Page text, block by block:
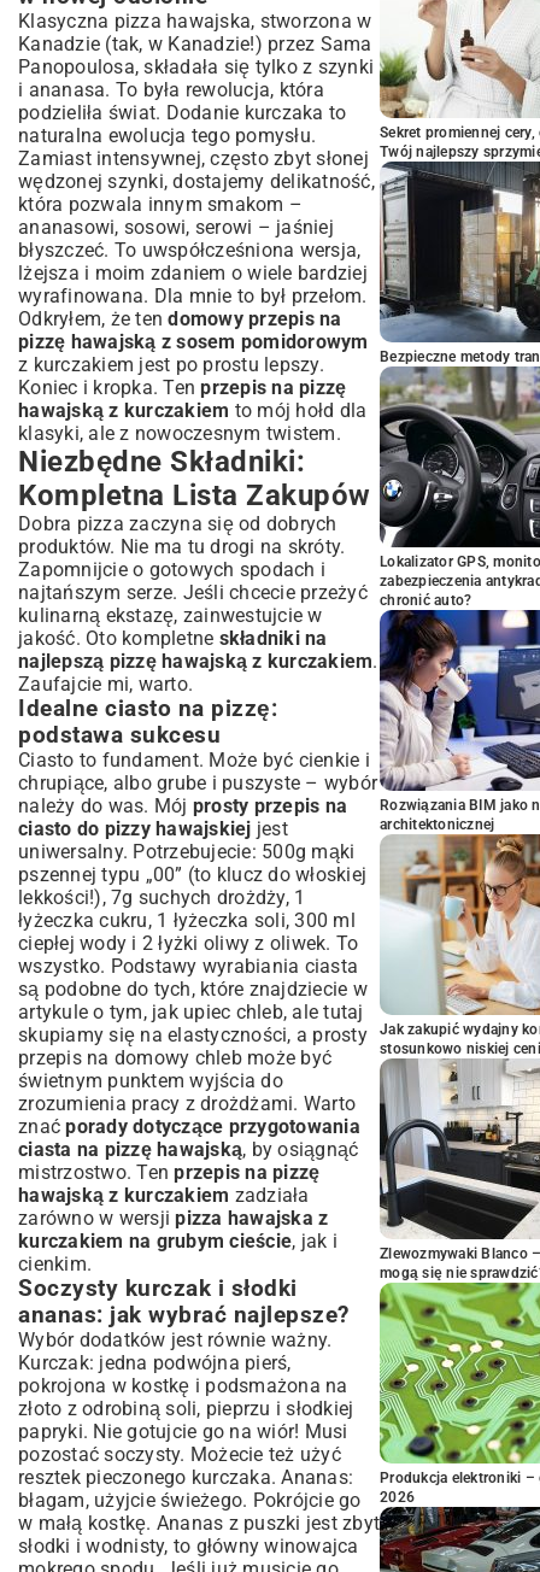
Klasyczna pizza hawajska, stworzona w
Kanadzie (tak, w Kanadzie!) przez Sama
Panopoulosa, składała się tylko z szynki
i ananasa. To była rewolucja, która
podzieliła świat. Dodanie kurczaka to
naturalna ewolucja tego pomysłu.
Zamiast intensywnej, często zbyt słonej
wędzonej szynki, dostajemy delikatność,
która pozwala innym smakom –
ananasowi, sosowi, serowi – jaśniej
błyszczeć. To uwspółcześniona wersja,
lżejsza i moim zdaniem o wiele bardziej
wyrafinowana. Dla mnie to był przełom.
Odkryłem, że tendomowy przepis na
pizzę hawajską z sosem pomidorowym
z kurczakiem jest po prostu lepszy.
Koniec i kropka. Tenprzepis na pizzę
hawajską z kurczakiem to mój hołd dla
klasyki, ale z nowoczesnym twistem.
Niezbędne Składniki:
Kompletna Lista Zakupów
Dobra pizza zaczyna się od dobrych
produktów. Nie ma tu drogi na skróty.
Zapomnijcie o gotowych spodach i
najtańszym serze. Jeśli chcecie przeżyć
kulinarną ekstazę, zainwestujcie w
jakość. Oto kompletne składniki na
najlepszą pizzę hawajską z kurczakiem.
Zaufajcie mi, warto.
Idealne ciasto na pizzę:
podstawa sukcesu
Ciasto to fundament. Może być cienkie i
chrupiące, albo grube i puszyste – wybór
należy do was. Mój prosty przepis na
ciasto do pizzy hawajskiej jest
uniwersalny. Potrzebujecie: 500g mąki
pszennej typu „00” (to klucz do włoskiej
lekkości!), 7g suchych drożdży, 1
łyżeczka cukru, 1 łyżeczka soli, 300 ml
ciepłej wody i 2 łyżki oliwy z oliwek. To
wszystko. Podstawy wyrabiania ciasta
są podobne do tych, które znajdziecie w
artykule o tym, jak upiec chleb, ale tutaj
skupiamy się na elastyczności, a prosty
przepis na domowy chlebmoże być
świetnym punktem wyjścia do
zrozumienia pracy z drożdżami. Warto
znaćporady dotyczące przygotowania
ciasta na pizzę hawajską, by osiągnąć
mistrzostwo. Tenprzepis na pizzę
hawajską z kurczakiem zadziała
zarówno w wersjipizza hawajska z
kurczakiem na grubym cieście, jak i
cienkim.
Soczysty kurczak i słodki
ananas: jak wybrać najlepsze?
Wybór dodatków jest równie ważny.
Kurczak: jedna podwójna pierś,
pokrojona w kostkę i podsmażona na
złoto z odrobiną soli, pieprzu i słodkiej
papryki. Nie gotujcie go na wiór! Musi
pozostać soczysty. Możecie też użyć
resztek pieczonego kurczaka. Ananas:
błagam, użyjcie świeżego. Pokrójcie go
w małą kostkę. Ananas z puszki jest zbyt
słodki i wodnisty, to główny winowajca
Sekret promiennej
Twój najlepszy
Bezpieczne metody
Lokalizator GPS,
zabezpieczenia
chronić auto?
Rozwiązania BIM jako
architektonicznej
Jak zakupić wydajny
stosunkowo niskiej
Zlewozmywaki Blanco
mogą się nie
Produkcja elektroniki –
2026